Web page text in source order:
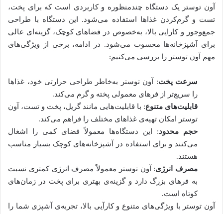
آون توستر یک دستگاه چندمنظوره و کاربردی است که برای پخت،
تست و گرم‌کردن غذاها استفاده می‌شود. این دستگاه با طراحی
جمع‌و‌جور و کارایی بالا، به‌خصوص در فضاهای کوچک، گزینه‌ای عالی
برای آشپزخانه‌ها محسوب می‌شود. در ادامه، برخی از ویژگی‌های
مهم آون توستر را بررسی می‌کنیم:
سرعت پخت: آون توستر به‌خاطر طراحی حرارتی خود، غذاها
را سریع‌تر از فرهای معمولی پخته و گرم می‌کند.
قابلیت‌های متنوع: با قابلیت‌هایی مانند گریل، پخت و تست، آون
توستر امکان تهیه‌ی غذاهای مختلف را فراهم می‌کند.
حجم محدود: این دستگاه‌ها معمولاً فضای کمی را اشغال
می‌کنند و برای استفاده در آشپزخانه‌های کوچک بسیار مناسب
هستند.
مصرف انرژی: آون توستر معمولاً مصرف انرژی کمتری نسبت
به فرهای بزرگ دارد و گزینه‌ی بهتری برای پخت در زمان‌های
کوتاه است.
آون توستر با ویژگی‌های متنوع و کارآیی بالا، تجربه‌ی آشپزی شما را